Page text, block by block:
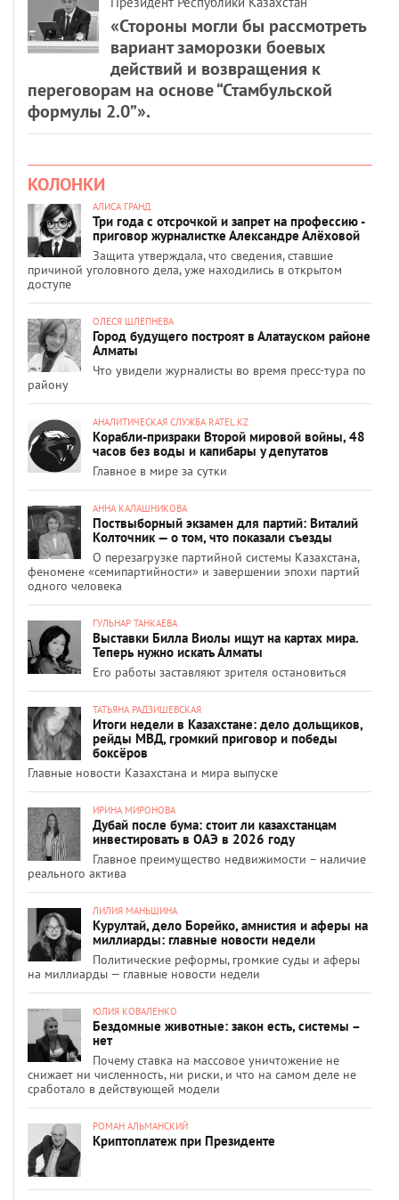
«Стороны могли бы рассмотреть
вариант заморозки боевых
действий и возвращения к
переговорам на основе “Стамбульской
формулы 2.0”».
КОЛОНКИ
АЛИСА ГРАНД
Три года с отсрочкой и запрет на профессию -
приговор журналистке Александре Алёховой
Защита утверждала, что сведения, ставшие
причиной уголовного дела, уже находились в открытом
доступе
ОЛЕСЯ ШЛЕПНЕВА
Город будущего построят в Алатауском районе
Алматы
Что увидели журналисты во время пресс-тура по
району
АНАЛИТИЧЕСКАЯ СЛУЖБА RATEL.KZ
Корабли-призраки Второй мировой войны, 48
часов без воды и капибары у депутатов
Главное в мире за сутки
АННА КАЛАШНИКОВА
Поствыборный экзамен для партий: Виталий
Колточник — о том, что показали съезды
О перезагрузке партийной системы Казахстана,
феномене «семипартийности» и завершении эпохи партий
одного человека
ГУЛЬНАР ТАНКАЕВА
Выставки Билла Виолы ищут на картах мира.
Теперь нужно искать Алматы
Его работы заставляют зрителя остановиться
ТАТЬЯНА РАДЗИШЕВСКАЯ
Итоги недели в Казахстане: дело дольщиков,
рейды МВД, громкий приговор и победы
боксёров
Главные новости Казахстана и мира выпуске
ИРИНА МИРОНОВА
Дубай после бума: стоит ли казахстанцам
инвестировать в ОАЭ в 2026 году
Главное преимущество недвижимости – наличие
реального актива
ЛИЛИЯ МАНЬШИНА
Курултай, дело Борейко, амнистия и аферы на
миллиарды: главные новости недели
Политические реформы, громкие суды и аферы
на миллиарды — главные новости недели
ЮЛИЯ КОВАЛЕНКО
Бездомные животные: закон есть, системы –
нет
Почему ставка на массовое уничтожение не
снижает ни численность, ни риски, и что на самом деле не
сработало в действующей модели
РОМАН АЛЬМАНСКИЙ
Криптоплатеж при Президенте